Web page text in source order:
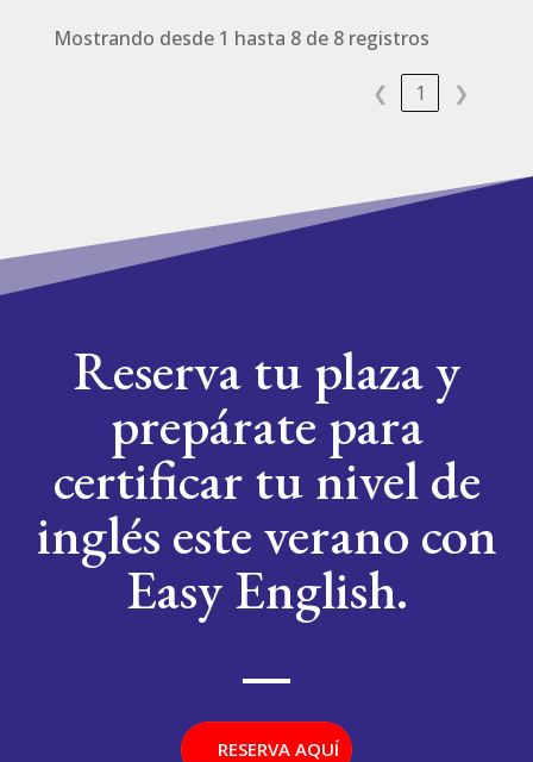
Mostrando desde 1 hasta 8 de 8 registros
❮ 1 ❯
Reserva tu plaza y
prepárate para
certificar tu nivel de
inglés este verano con
Easy English.
RESERVA AQUÍ